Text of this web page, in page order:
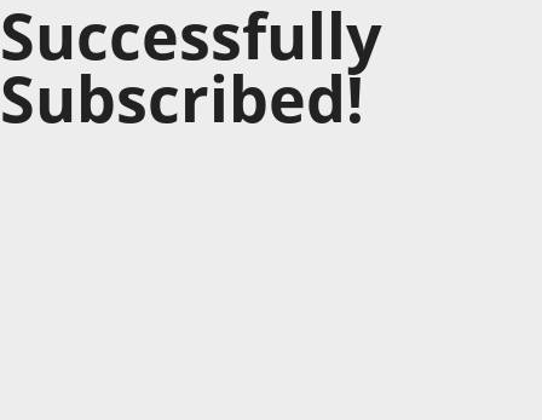
Successfully
Subscribed!